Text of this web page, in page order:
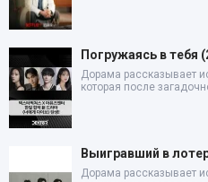
Погружаясь в тебя
Дорама рассказывает
которая после
Выигравший в
Дорама рассказывает